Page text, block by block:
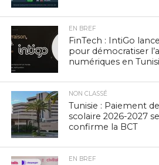
EN BREF
FinTech : IntiGo
pour démocratiser
numériques en
NON CLASSÉ
Tunisie : Paiement
scolaire 2026-2027
confirme la BCT
EN BREF